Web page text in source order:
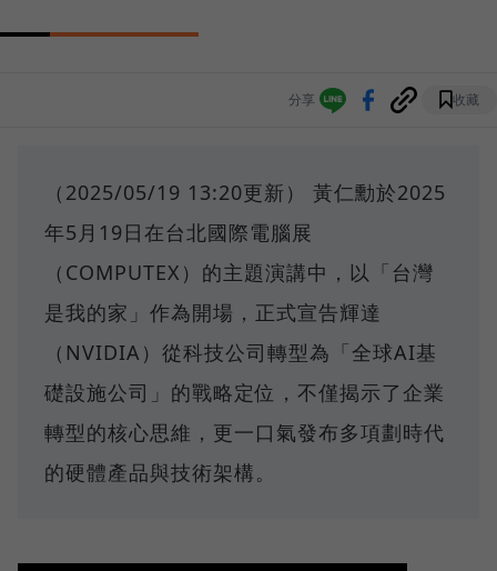
分享 收藏
（2025/05/19 13:20更新） 黃仁勳於2025
年5月19日在台北國際電腦展
（COMPUTEX）的主題演講中，以「台灣
是我的家」作為開場，正式宣告輝達
（NVIDIA）從科技公司轉型為「全球AI基
礎設施公司」的戰略定位，不僅揭示了企業
轉型的核心思維，更一口氣發布多項劃時代
的硬體產品與技術架構。